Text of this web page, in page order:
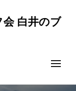
白井のブ